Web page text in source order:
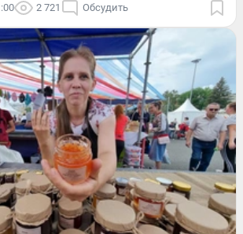
2 721 Обсудить